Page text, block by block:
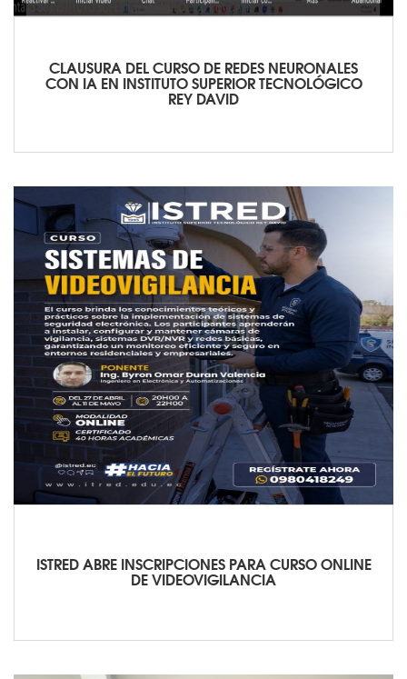
CLAUSURA DEL CURSO DE REDES NEURONALES
CON IA EN INSTITUTO SUPERIOR TECNOLÓGICO
REY DAVID
ISTRED ABRE INSCRIPCIONES PARA CURSO ONLINE
DE VIDEOVIGILANCIA